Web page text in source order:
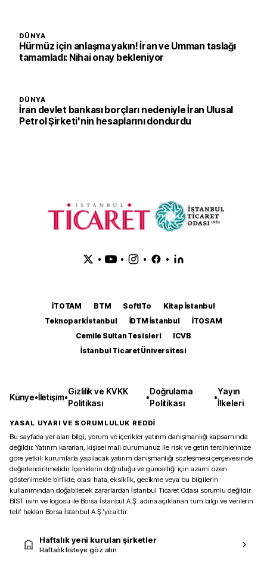
DÜNYA
Hürmüz için anlaşma yakın! İran ve Umman taslağı
tamamladı: Nihai onay bekleniyor
DÜNYA
İran devlet bankası borçları nedeniyle İran Ulusal
Petrol Şirketi'nin hesaplarını dondurdu
• • • •
İTOTAM BTM SoftITo
Kitap İstanbul
Teknopark İstanbul
İDTM İstanbul
İTOSAM
Cemile Sultan Tesisleri
ICVB
İstanbul Ticaret Üniversitesi
Künye•İletişim•
Gizlilik ve KVKK
Politikası
•
Doğrulama
Politikası
•
Yayın
İlkeleri
YASAL UYARI VE SORUMLULUK REDDİ
Bu sayfada yer alan bilgi, yorum ve içerikler yatırım danışmanlığı kapsamında
değildir. Yatırım kararları, kişisel mali durumunuz ile risk ve getiri tercihlerinize
göre yetkili kurumlarla yapılacak yatırım danışmanlığı sözleşmesi çerçevesinde
değerlendirilmelidir. İçeriklerin doğruluğu ve güncelliği için azami özen
gösterilmekle birlikte, olası hata, eksiklik, gecikme veya bu bilgilerin
kullanımından doğabilecek zararlardan İstanbul Ticaret Odası sorumlu değildir.
BIST isim ve logosu ile Borsa İstanbul A.Ş. adına açıklanan tüm bilgi ve verilerin
telif hakları Borsa İstanbul A.Ş.’ye aittir.
Haftalık yeni kurulan şirketler
Haftalık listeye göz atın